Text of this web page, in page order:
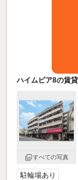
ハイムピア8の賃
すべての写真
駐輪場あり